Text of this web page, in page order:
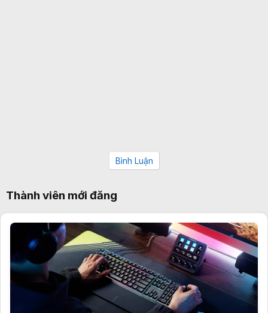
Bình Luận
Thành viên mới đăng